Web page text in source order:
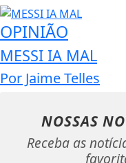
OPINIÃO
MESSI IA MAL
Por Jaime Telles
NOSSAS
Receba as